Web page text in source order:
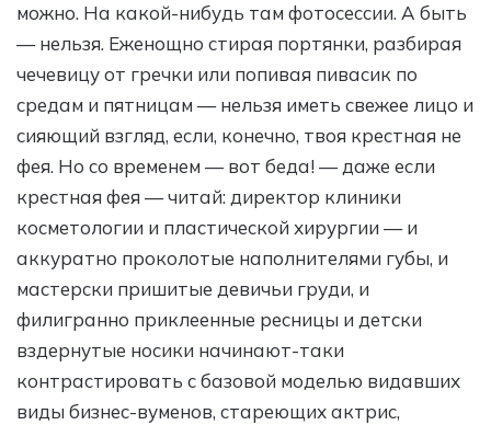
можно. На какой-нибудь там фотосессии. А быть
— нельзя. Еженощно стирая портянки, разбирая
чечевицу от гречки или попивая пивасик по
средам и пятницам — нельзя иметь свежее лицо и
сияющий взгляд, если, конечно, твоя крестная не
фея. Но со временем — вот беда! — даже если
крестная фея — читай: директор клиники
косметологии и пластической хирургии — и
аккуратно проколотые наполнителями губы, и
мастерски пришитые девичьи груди, и
филигранно приклеенные ресницы и детски
вздернутые носики начинают-таки
контрастировать с базовой моделью видавших
виды бизнес-вуменов, стареющих актрис,